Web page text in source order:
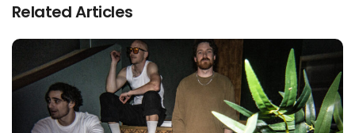
Related Articles